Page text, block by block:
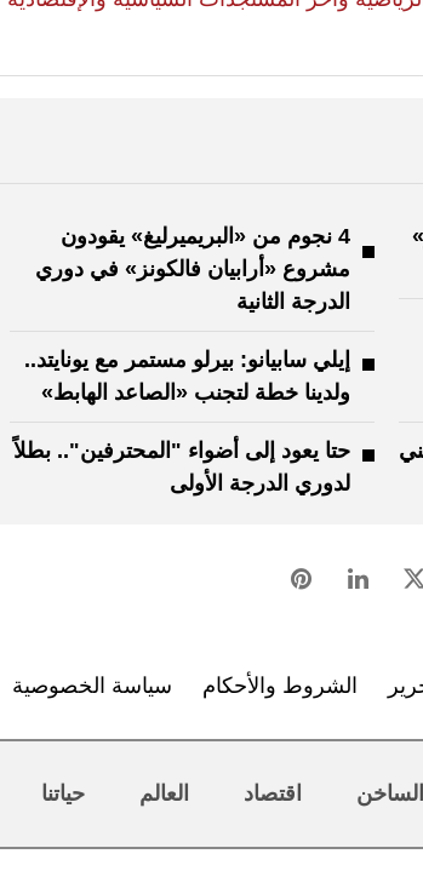
4 نجوم من «البريميرليغ» يقودون
مشروع «أرابيان فالكونز» في دوري
الدرجة الثانية
إيلي سابيانو: بيرلو مستمر مع يونايتد..
ولدينا خطة لتجنب «الصاعد الهابط»
حتا يعود إلى أضواء "المحترفين".. بطلاً
لدوري الدرجة الأولى
الشروط والأحكام سياسة الخصوصية
اقتصاد العالم حياتنا